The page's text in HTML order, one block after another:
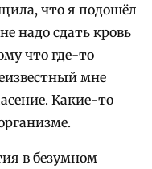
что я подошёл
надо сдать кровь
что где-то
мне
Какие-то
в безумном